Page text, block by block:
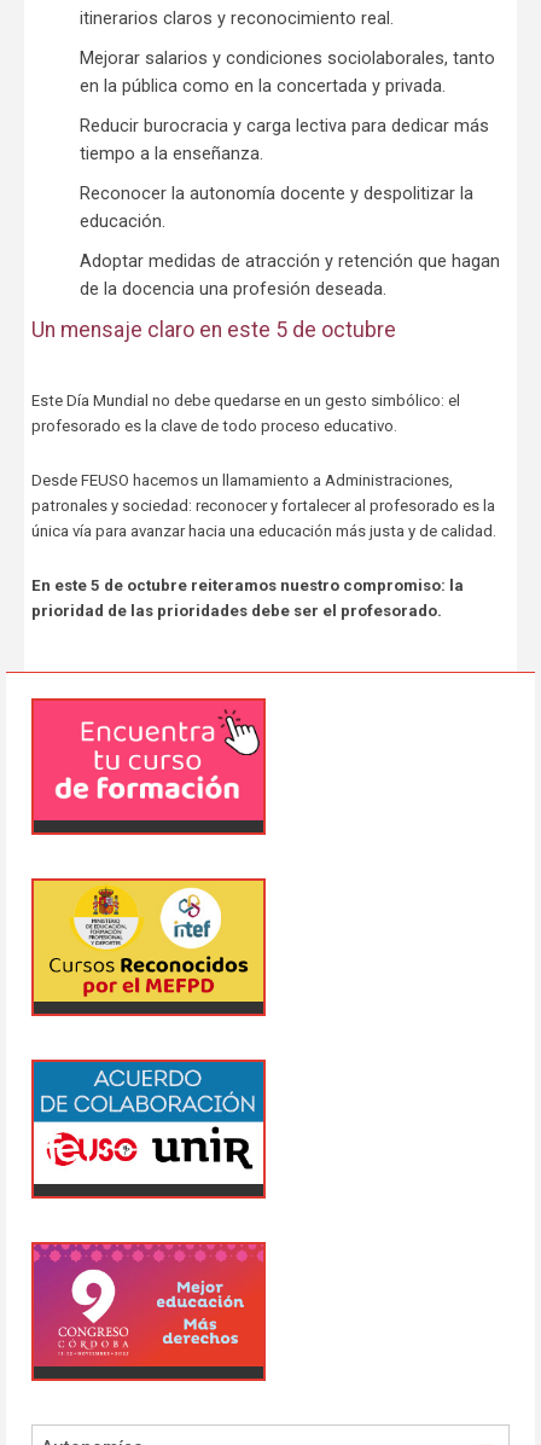
itinerarios claros y reconocimiento real.
Mejorar salarios y condiciones sociolaborales, tanto
en la pública como en la concertada y privada.
Reducir burocracia y carga lectiva para dedicar más
tiempo a la enseñanza.
Reconocer la autonomía docente y despolitizar la
educación.
Adoptar medidas de atracción y retención que hagan
de la docencia una profesión deseada.
Un mensaje claro en este 5 de octubre
Este Día Mundial no debe quedarse en un gesto simbólico: el
profesorado es la clave de todo proceso educativo.
Desde FEUSO hacemos un llamamiento a Administraciones,
patronales y sociedad: reconocer y fortalecer al profesorado es la
única vía para avanzar hacia una educación más justa y de calidad.
En este 5 de octubre reiteramos nuestro compromiso: la
prioridad de las prioridades debe ser el profesorado.